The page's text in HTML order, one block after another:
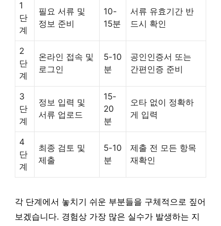
1
단
계
필요 서류 및
정보 준비
10-
15분
서류 유효기간 반
드시 확인
2
단
계
온라인 접속 및
로그인
5-10
분
공인인증서 또는
간편인증 준비
3
단
계
정보 입력 및
서류 업로드
15-
20
분
오타 없이 정확하
게 입력
4
단
계
최종 검토 및
제출
5-10
분
제출 전 모든 항목
재확인
각 단계에서 놓치기 쉬운 부분들을 구체적으로 짚어
보겠습니다. 경험상 가장 많은 실수가 발생하는 지